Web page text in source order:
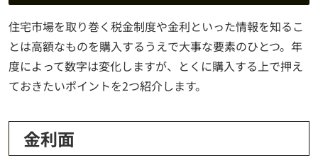
住宅市場を取り巻く税金制度や金利といった情報を知るこ
とは高額なものを購入するうえで大事な要素のひとつ。年
度によって数字は変化しますが、とくに購入する上で押え
ておきたいポイントを2つ紹介します。
金利面